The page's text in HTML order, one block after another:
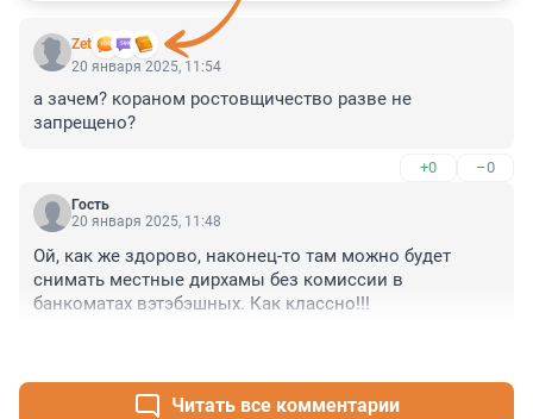
Zet
20 января 2025, 11:54
а зачем? кораном ростовщичество разве не
запрещено?
+0 –0
Гость
20 января 2025, 11:48
Ой, как же здорово, наконец-то там можно будет
снимать местные дирхамы без комиссии в
банкоматах вэтэбэшных. Как классно!!!
Читать все комментарии